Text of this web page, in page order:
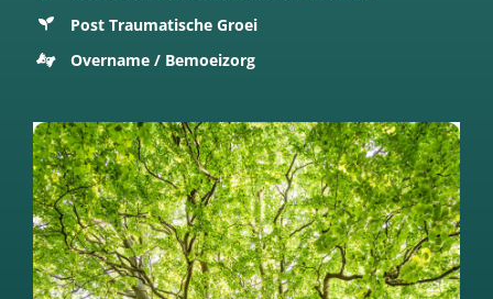
Post Traumatische Groei
Overname / Bemoeizorg